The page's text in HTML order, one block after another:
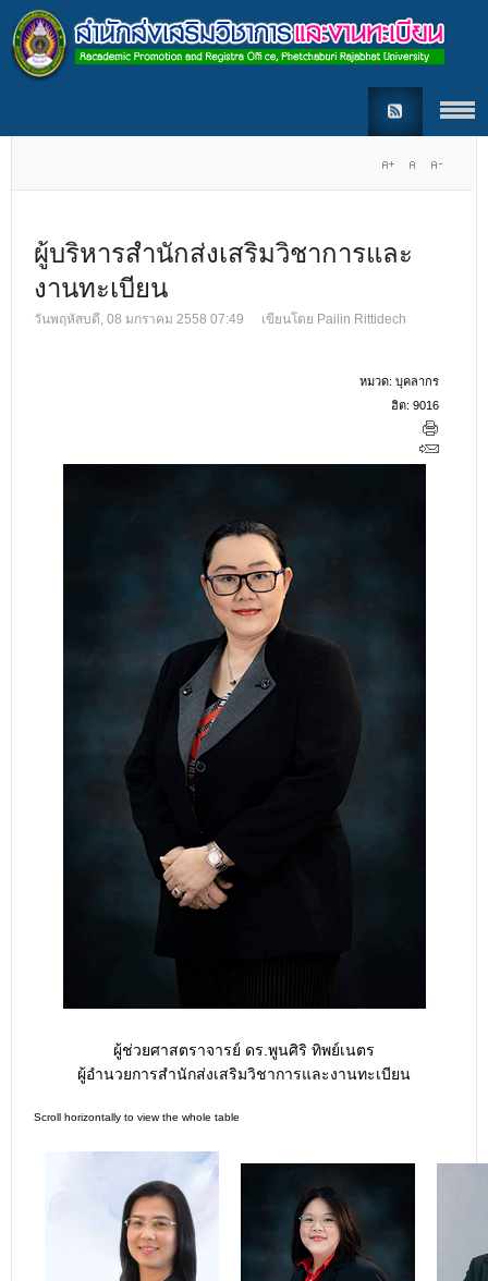
ผู้บริหารสำนักส่งเสริมวิชาการและ
งานทะเบียน
วันพฤหัสบดี, 08 มกราคม 2558 07:49 เขียนโดย Pailin Rittidech
หมวด: บุคลากร
ฮิต: 9016
ผู้ช่วยศาสตราจารย์ ดร.พูนศิริ ทิพย์เนตร
ผู้อำนวยการสำนักส่งเสริมวิชาการและงานทะเบียน